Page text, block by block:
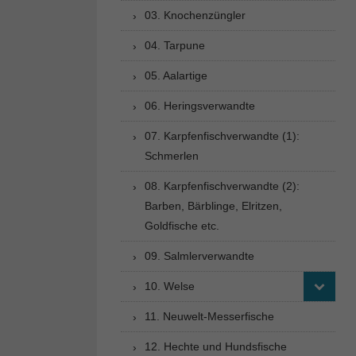
03. Knochenzüngler
04. Tarpune
05. Aalartige
06. Heringsverwandte
07. Karpfenfischverwandte (1):
Schmerlen
08. Karpfenfischverwandte (2):
Barben, Bärblinge, Elritzen,
Goldfische etc.
09. Salmlerverwandte
10. Welse
11. Neuwelt-Messerfische
12. Hechte und Hundsfische